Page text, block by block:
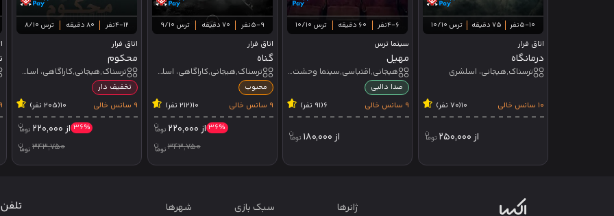
5-10نفر 75 دقیقه ترس 10/10
اتاق فرار
درمانگاه
ترسناک,هیجانی، اسلشری
10 سانس خالی 10(70 نفر)
از250,000
4-6نفر 60 دقیقه ترس 10/10
سینما ترس
مهیل
هیجانی,اقتباسی,سینما وحشت، اسلشری,جامپ اسکیر
صدا دالبی
9 سانس خالی
6(91 نفر)
از180,000
5-9نفر 70 دقیقه ترس 9/10
اتاق فرار
گناه
ترسناک,هیجانی,کاراگاهی، اسلشری,روحی_جنی,تئاتر تعاملی
محبوب
9 سانس خالی
10(212 نفر)
36% از220,000
343,750
4-12نفر 80 دقیقه ترس 8/10
اتاق فرار
محکوم
ترسناک,هیجانی,کاراگاهی، اسلشری,روحی_جنی,تئاتر تعاملی
تخفیف دار
9 سانس خالی
10(205 نفر)
36% از220,000
343,750
9 سانس خالی
ژانرها
سبک بازی
شهرها